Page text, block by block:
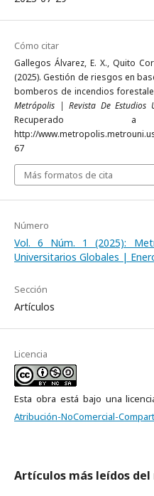
Cómo citar
Gallegos Álvarez, E. X., Quito
(2025). Gestión de riesgos en
bomberos de incendios
Metrópolis | Revista De Estudios
http://
67
Más formatos de cita
Número
Vol. 6 Núm. 1 (2025):
Universitarios Globales |
Sección
Artículos
Licencia
Esta obra está bajo una
Atribución-NoComercial-
Artículos más leídos